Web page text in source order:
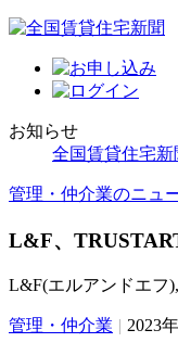
お知らせ
全国賃貸住宅
管理・仲介業のニュ
L&F、
L&F(エルアンドエフ
管理・仲介業 | 2023